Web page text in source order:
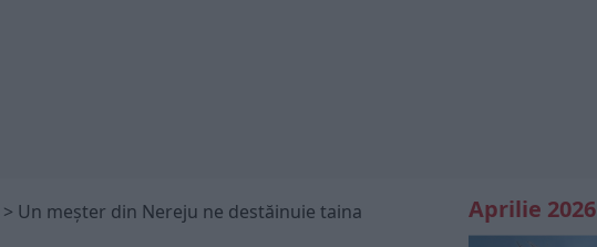
> Un meșter din Nereju ne destăinuie taina
Aprilie 2026